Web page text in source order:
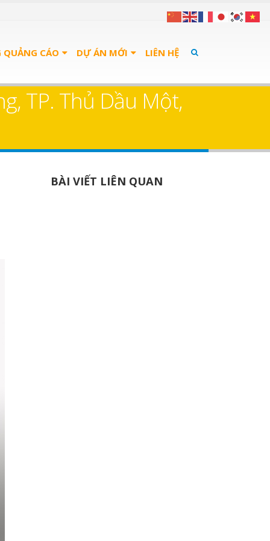
CÁO DỰ ÁN MỚI LIÊN HỆ
TP. Thủ Dầu Một,
BÀI VIẾT LIÊN QUAN